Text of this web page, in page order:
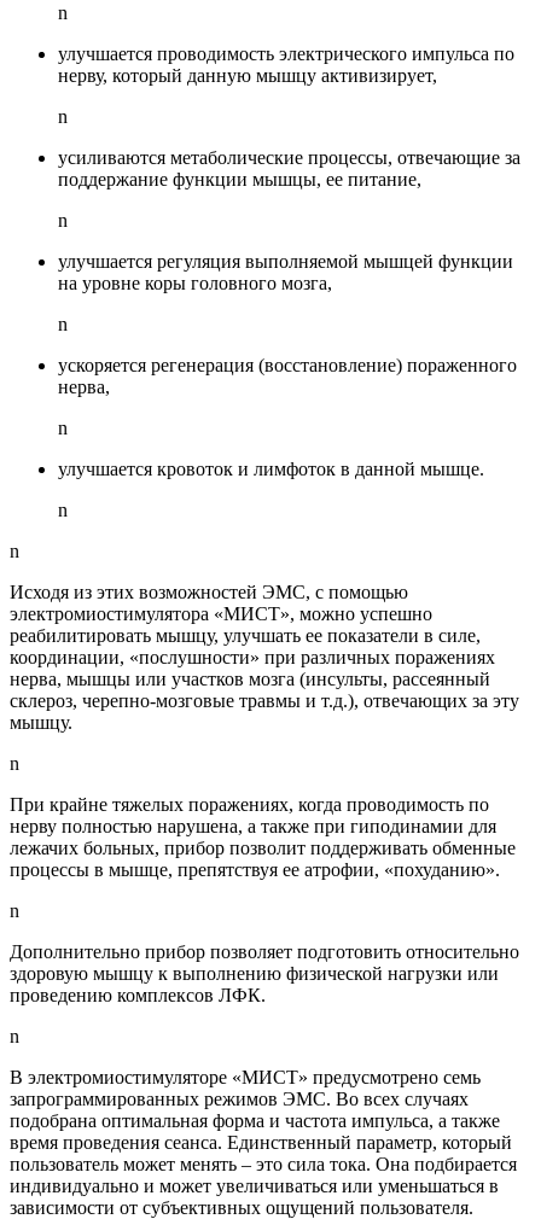
n
улучшается проводимость электрического импульса по
нерву, который данную мышцу активизирует,
n
усиливаются метаболические процессы, отвечающие за
поддержание функции мышцы, ее питание,
n
улучшается регуляция выполняемой мышцей функции
на уровне коры головного мозга,
n
ускоряется регенерация (восстановление) пораженного
нерва,
n
улучшается кровоток и лимфоток в данной мышце.
n
n
Исходя из этих возможностей ЭМС, с помощью
электромиостимулятора «МИСТ», можно успешно
реабилитировать мышцу, улучшать ее показатели в силе,
координации, «послушности» при различных поражениях
нерва, мышцы или участков мозга (инсульты, рассеянный
склероз, черепно-мозговые травмы и т.д.), отвечающих за эту
мышцу.
n
При крайне тяжелых поражениях, когда проводимость по
нерву полностью нарушена, а также при гиподинамии для
лежачих больных, прибор позволит поддерживать обменные
процессы в мышце, препятствуя ее атрофии, «похуданию».
n
Дополнительно прибор позволяет подготовить относительно
здоровую мышцу к выполнению физической нагрузки или
проведению комплексов ЛФК.
n
В электромиостимуляторе «МИСТ» предусмотрено семь
запрограммированных режимов ЭМС. Во всех случаях
подобрана оптимальная форма и частота импульса, а также
время проведения сеанса. Единственный параметр, который
пользователь может менять – это сила тока. Она подбирается
индивидуально и может увеличиваться или уменьшаться в
зависимости от субъективных ощущений пользователя.